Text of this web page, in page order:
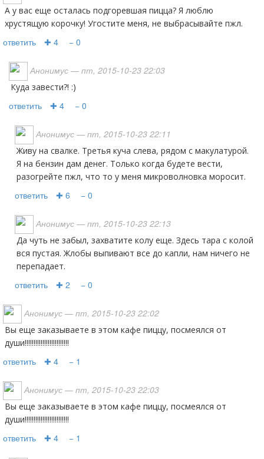
А у вас еще осталась подгоревшая пицца? Я люблю
хрустящую корочку! Угостите меня, не выбрасывайте пжл.
ответить ✚ 4 − 0
Анонимус — пт, 2015-10-23 22:03
Куда завести?! :)
ответить ✚ 4 − 0
Анонимус — пт, 2015-10-23 22:11
Живу на свалке. Третья куча слева, рядом с макулатурой.
Я на бензин дам денег. Только когда будете вести,
разогрейте пжл, что то у меня микроволновка моросит.
ответить ✚ 6 − 0
Анонимус — пт, 2015-10-23 22:13
Да чуть не забыл, захватите колу еще. Здесь тара с колой
вся пустая. Жлобы выпивают все до капли, нам ничего не
перепадает.
ответить ✚ 2 − 0
Анонимус — пт, 2015-10-23 22:02
вы еще заказываете в этом кафе пиццу, посмеялся от
души!!!!!!!!!!!!!!!!!!!!!!!!!
ответить ✚ 4 − 1
Анонимус — пт, 2015-10-23 22:03
вы еще заказываете в этом кафе пиццу, посмеялся от
души!!!!!!!!!!!!!!!!!!!!!!!!!
ответить ✚ 4 − 1